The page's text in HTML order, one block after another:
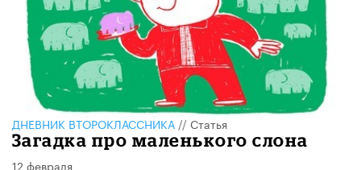
ДНЕВНИК ВТОРОКЛАССНИКА // Статья
Загадка про маленького слона
12 февраля